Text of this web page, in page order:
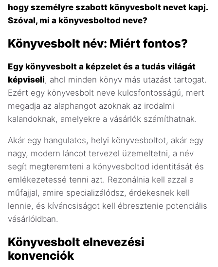
hogy személyre szabott könyvesbolt nevet kapj.
Szóval, mi a könyvesboltod neve?
Könyvesbolt név: Miért fontos?
Egy könyvesbolt a képzelet és a tudás világát
képviseli, ahol minden könyv más utazást tartogat.
Ezért egy könyvesbolt neve kulcsfontosságú, mert
megadja az alaphangot azoknak az irodalmi
kalandoknak, amelyekre a vásárlók számíthatnak.
Akár egy hangulatos, helyi könyvesboltot, akár egy
nagy, modern láncot tervezel üzemeltetni, a név
segít megteremteni a könyvesboltod identitását és
emlékezetessé tenni azt. Rezonálnia kell azzal a
műfajjal, amire specializálódsz, érdekesnek kell
lennie, és kíváncsiságot kell ébresztenie potenciális
vásárlóidban.
Könyvesbolt elnevezési
konvenciók